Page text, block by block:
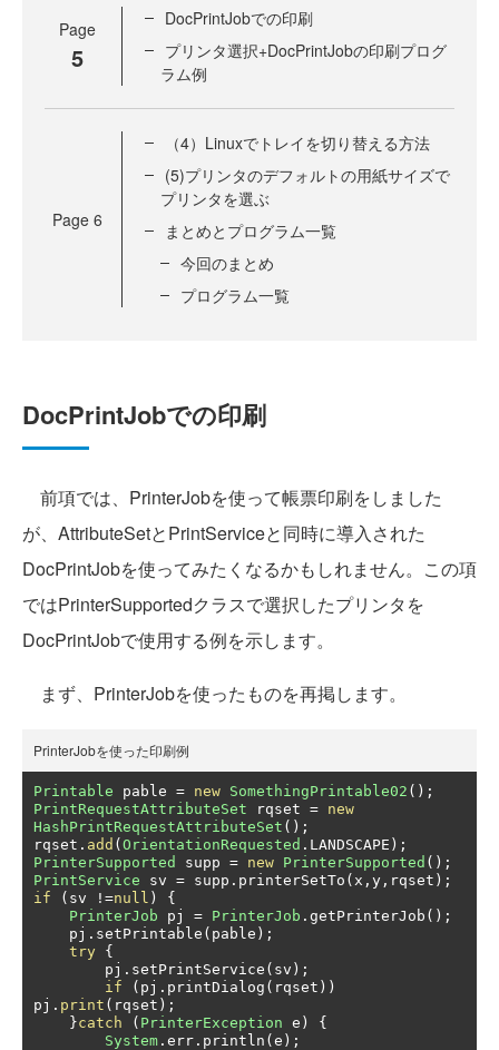
Page
5
DocPrintJobでの印刷
プリンタ選択+DocPrintJobの印刷プログ
ラム例
Page 6
（4）Linuxでトレイを切り替える方法
(5)プリンタのデフォルトの用紙サイズで
プリンタを選ぶ
まとめとプログラム一覧
今回のまとめ
プログラム一覧
DocPrintJobでの印刷
前項では、PrinterJobを使って帳票印刷をしました
が、AttributeSetとPrintServiceと同時に導入された
DocPrintJobを使ってみたくなるかもしれません。この項
ではPrinterSupportedクラスで選択したプリンタを
DocPrintJobで使用する例を示します。
まず、PrinterJobを使ったものを再掲します。
PrinterJobを使った印刷例
Printable pable = new SomethingPrintable02 ();
PrintRequestAttributeSet rqset = new
HashPrintRequestAttributeSet ();
rqset . add ( OrientationRequested . LANDSCAPE );
PrinterSupported
supp = new PrinterSupported ();
PrintService sv = supp . printerSetTo ( x , y , rqset );
if
( sv !=null )
{
PrinterJob pj = PrinterJob . getPrinterJob ();
    pj
. setPrintable ( pable );
try
{
        pj
. setPrintService ( sv );
if
( pj . printDialog ( rqset ))
pj . print ( rqset );
}catch ( PrinterException e )
{
System . err . println ( e );